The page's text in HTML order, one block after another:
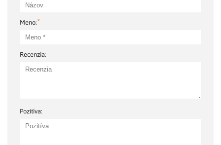
Meno:*
Recenzia:
Pozitíva: